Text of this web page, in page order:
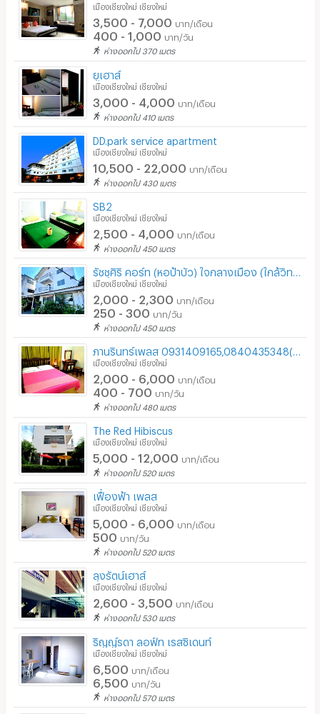
เมืองเชียงใหม่ เชียงใหม่
3,500 - 7,000 บาท/เดือน
400 - 1,000 บาท/วัน
ห่างออกไป 370 เมตร
ยูเฮาส์
เมืองเชียงใหม่ เชียงใหม่
3,000 - 4,000 บาท/เดือน
ห่างออกไป 410 เมตร
DD.park service apartment
เมืองเชียงใหม่ เชียงใหม่
10,500 - 22,000 บาท/เดือน
ห่างออกไป 430 เมตร
SB2
เมืองเชียงใหม่ เชียงใหม่
2,500 - 4,000 บาท/เดือน
ห่างออกไป 450 เมตร
เมืองเชียงใหม่ เชียงใหม่
2,000 - 2,300 บาท/เดือน
250 - 300 บาท/วัน
ห่างออกไป 450 เมตร
เมืองเชียงใหม่ เชียงใหม่
2,000 - 6,000 บาท/เดือน
400 - 700 บาท/วัน
ห่างออกไป 480 เมตร
The Red Hibiscus
เมืองเชียงใหม่ เชียงใหม่
5,000 - 12,000 บาท/เดือน
ห่างออกไป 520 เมตร
เฟื่องฟ้า เพลส
เมืองเชียงใหม่ เชียงใหม่
5,000 - 6,000 บาท/เดือน
500 บาท/วัน
ห่างออกไป 520 เมตร
ลุงรัตน์เฮาส์
เมืองเชียงใหม่ เชียงใหม่
2,600 - 3,500 บาท/เดือน
ห่างออกไป 530 เมตร
ริญญ์รดา ลอฟ์ท เรสซิเดนท์
เมืองเชียงใหม่ เชียงใหม่
6,500 บาท/เดือน
6,500 บาท/วัน
ห่างออกไป 570 เมตร